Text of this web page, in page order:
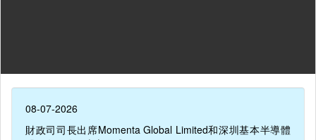
08-07-2026
財政司司長出席Momenta Global Limited和深圳基本半導體